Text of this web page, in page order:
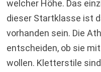
welcher Höhe. Das
dieser Startklasse ist
vorhanden sein. Die
entscheiden, ob sie
wollen. Kletterstile